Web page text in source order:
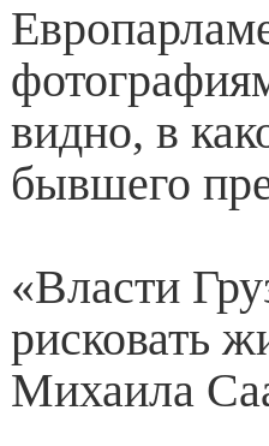
видно, в
бывшего
«Власти
рисковать
Михаила